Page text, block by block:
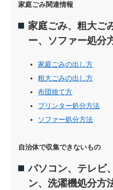
家庭ごみ関連情報
家庭ごみ、粗大ご
ー、ソファー処分
家庭ごみの出し方
粗大ごみの出し方
布団捨て方
プリンター処分方法
ソファー処分方法
自治体で収集できないもの
パソコン、テレビ
ン、洗濯機処分方